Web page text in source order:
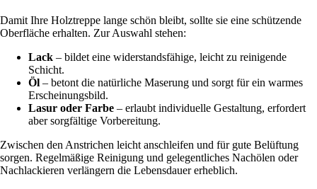
Damit Ihre Holztreppe lange schön bleibt, sollte sie eine schützende
Oberfläche erhalten. Zur Auswahl stehen:
Lack – bildet eine widerstandsfähige, leicht zu reinigende
Schicht.
Öl – betont die natürliche Maserung und sorgt für ein warmes
Erscheinungsbild.
Lasur oder Farbe – erlaubt individuelle Gestaltung, erfordert
aber sorgfältige Vorbereitung.
Zwischen den Anstrichen leicht anschleifen und für gute Belüftung
sorgen. Regelmäßige Reinigung und gelegentliches Nachölen oder
Nachlackieren verlängern die Lebensdauer erheblich.